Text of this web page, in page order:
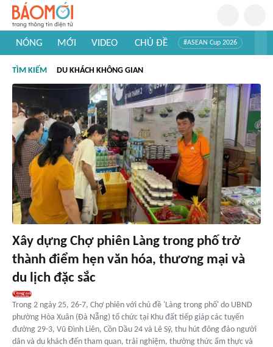
NÓNG MỚI VIDEO CHỦ ĐỀ #ASEAN Cup 2026
#Khám phá thế giới
TÌM KIẾM DU KHÁCH KHÔNG GIAN
Xây dựng Chợ phiên Làng trong phố trở
thành điểm hẹn văn hóa, thương mại và
du lịch đặc sắc
Trong 2 ngày 25, 26-7, Chợ phiên với chủ đề 'Làng trong phố' do UBND
phường Hòa Xuân (Đà Nẵng) tổ chức tại Khu đất tiếp giáp các tuyến
đường 29-3, Vũ Đình Liên, Cồn Dầu 24 và Lê Sỹ, thu hút đông đảo người
dân và du khách đến tham quan, trải nghiệm, thưởng thức ẩm thực và